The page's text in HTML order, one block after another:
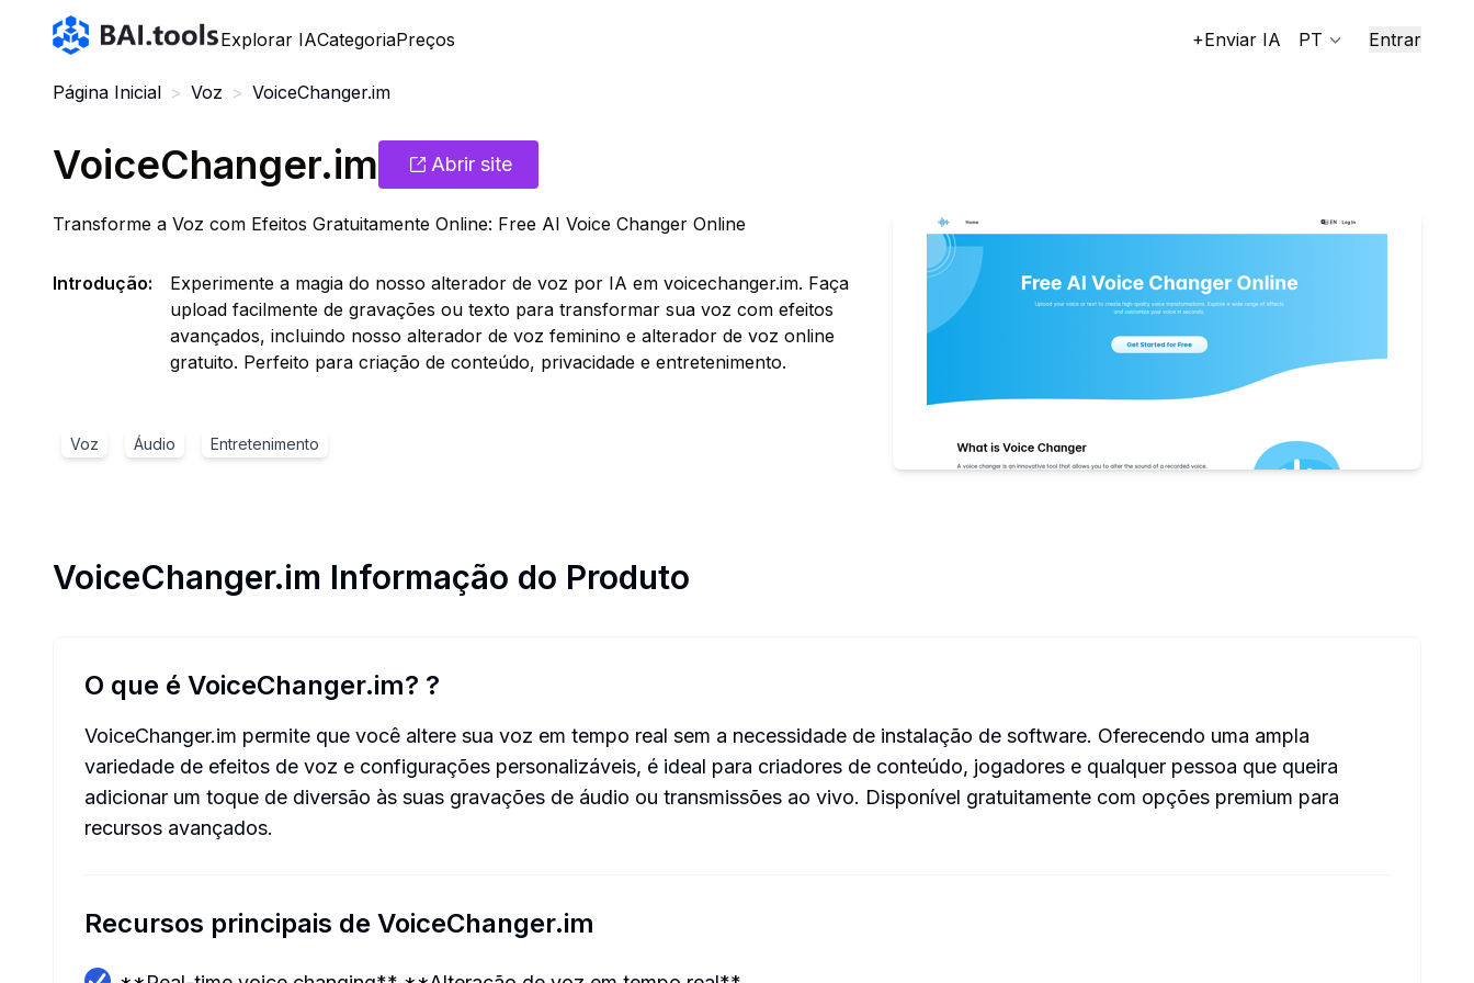
Bai.tools
Explorar IACategoriaPreços +Enviar IA PT Entrar
Página Inicial > Voz > VoiceChanger.im
VoiceChanger.im Abrir site
Transforme a Voz com Efeitos Gratuitamente Online: Free AI Voice Changer Online
Introdução:
Experimente a magia do nosso alterador de voz por IA em voicechanger.im. Faça
upload facilmente de gravações ou texto para transformar sua voz com efeitos
avançados, incluindo nosso alterador de voz feminino e alterador de voz online
gratuito. Perfeito para criação de conteúdo, privacidade e entretenimento.
Voz Áudio Entretenimento
VoiceChanger.im Informação do Produto
O que é VoiceChanger.im? ?
VoiceChanger.im permite que você altere sua voz em tempo real sem a necessidade de instalação de software. Oferecendo uma ampla
variedade de efeitos de voz e configurações personalizáveis, é ideal para criadores de conteúdo, jogadores e qualquer pessoa que queira
adicionar um toque de diversão às suas gravações de áudio ou transmissões ao vivo. Disponível gratuitamente com opções premium para
recursos avançados.
Recursos principais de VoiceChanger.im